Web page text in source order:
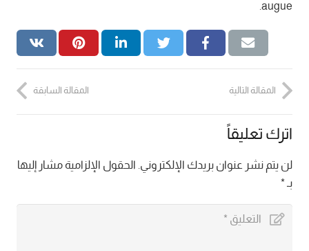
augue.
المقالة السابقة المقالة التالية
اترك تعليقاً
لن يتم نشر عنوان بريدك الإلكتروني.
الحقول الإلزامية مشار إليها
بـ *